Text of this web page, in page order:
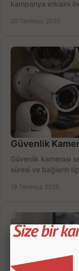
kampanya etkisini
20 Temmuz 2026
Güvenlik
Güvenlik kamerası
süresi ve bağlantı
18 Temmuz 2026